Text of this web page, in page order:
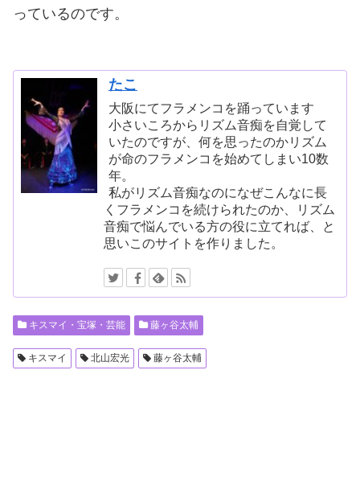
っているのです。
たこ
大阪にてフラメンコを踊っています
小さいころからリズム音痴を自覚して
いたのですが、何を思ったのかリズム
が命のフラメンコを始めてしまい10数
年。
私がリズム音痴なのになぜこんなに長
くフラメンコを続けられたのか、リズム
音痴で悩んでいる方の役に立てれば、と
思いこのサイトを作りました。
キスマイ・宝塚・芸能 藤ヶ谷太輔
キスマイ 北山宏光 藤ヶ谷太輔